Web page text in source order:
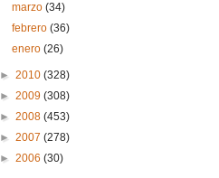
marzo(34)
febrero(36)
enero(26)
► 2010 (328)
► 2009 (308)
► 2008 (453)
► 2007 (278)
► 2006 (30)